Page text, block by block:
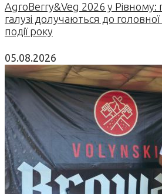
AgroBerry&Veg 2026 у Рівному:
галузі долучаються до
події року
05.08.2026